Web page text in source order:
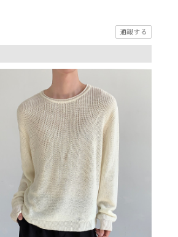
通報する